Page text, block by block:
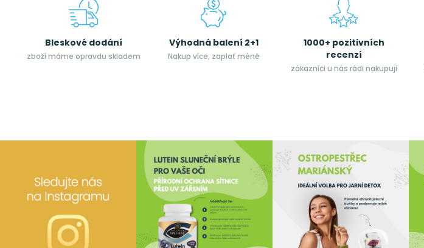
Bleskové dodání
zboží máme opravdu skladem
Výhodná balení 2+1
Nakup více, zaplať méně
1000+ pozitivních
recenzí
zákazníci u nás rádi nakupují